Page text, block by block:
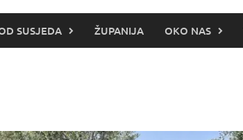
SUSJEDA ŽUPANIJA OKO NAS